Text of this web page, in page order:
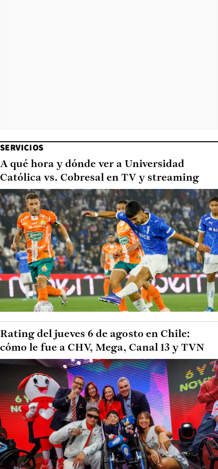
SERVICIOS
A qué hora y dónde ver a Universidad
Católica vs. Cobresal en TV y streaming
Rating del jueves 6 de agosto en Chile:
cómo le fue a CHV, Mega, Canal 13 y TVN